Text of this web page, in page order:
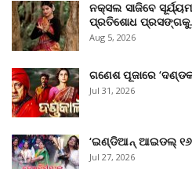
ନକ୍ସଲ ସାଜିବେ
ପ୍ରତିଶୋଧ
Aug 5, 2026
ଗଣେଶ ପୂଜାରେ
Jul 31, 2026
‘ଇଣ୍ଡିଆନ୍ ଆଇଡଲ୍
Jul 27, 2026